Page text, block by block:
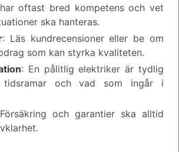
oftast bred kompetens och vet
ska hanteras.
: Läs kundrecensioner eller be om
som kan styrka kvaliteten.
: En pålitlig elektriker är tydlig
tidsramar och vad som ingår i
och garantier ska alltid